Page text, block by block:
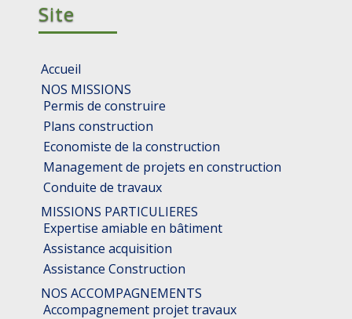
Site
Accueil
NOS MISSIONS
Permis de construire
Plans construction
Economiste de la construction
Management de projets en construction
Conduite de travaux
MISSIONS PARTICULIERES
Expertise amiable en bâtiment
Assistance acquisition
Assistance Construction
NOS ACCOMPAGNEMENTS
Accompagnement projet travaux